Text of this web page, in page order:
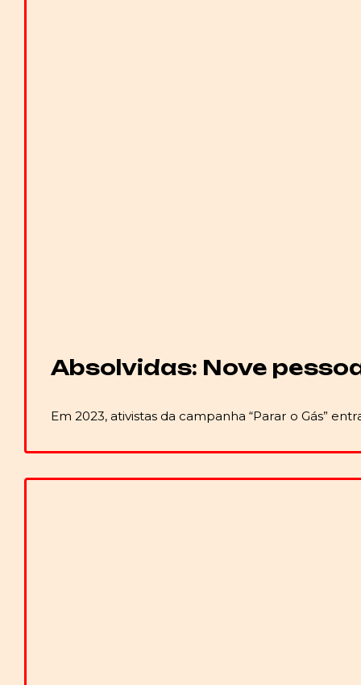
Absolvidas: Nove
Em 2023, ativistas da campanha “Parar o Gás”